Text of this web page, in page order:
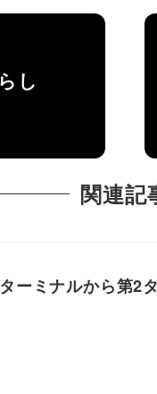
し
関連記
ーミナルから第